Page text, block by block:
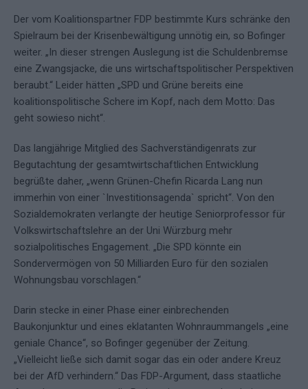
Der vom Koalitionspartner FDP bestimmte Kurs schränke den
Spielraum bei der Krisenbewältigung unnötig ein, so Bofinger
weiter. „In dieser strengen Auslegung ist die Schuldenbremse
eine Zwangsjacke, die uns wirtschaftspolitischer Perspektiven
beraubt.“ Leider hätten „SPD und Grüne bereits eine
koalitionspolitische Schere im Kopf, nach dem Motto: Das
geht sowieso nicht“.
Das langjährige Mitglied des Sachverständigenrats zur
Begutachtung der gesamtwirtschaftlichen Entwicklung
begrüßte daher, „wenn Grünen-Chefin Ricarda Lang nun
immerhin von einer `Investitionsagenda` spricht“. Von den
Sozialdemokraten verlangte der heutige Seniorprofessor für
Volkswirtschaftslehre an der Uni Würzburg mehr
sozialpolitisches Engagement. „Die SPD könnte ein
Sondervermögen von 50 Milliarden Euro für den sozialen
Wohnungsbau vorschlagen.“
Darin stecke in einer Phase einer einbrechenden
Baukonjunktur und eines eklatanten Wohnraummangels „eine
geniale Chance“, so Bofinger gegenüber der Zeitung.
„Vielleicht ließe sich damit sogar das ein oder andere Kreuz
bei der AfD verhindern.“ Das FDP-Argument, dass staatliche